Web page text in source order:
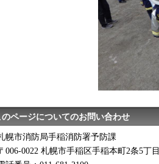
のページについてのお問い合わせ
幌市消防局手稲消防署予防課
006-0022 札幌市手稲区手稲本町2条5丁目